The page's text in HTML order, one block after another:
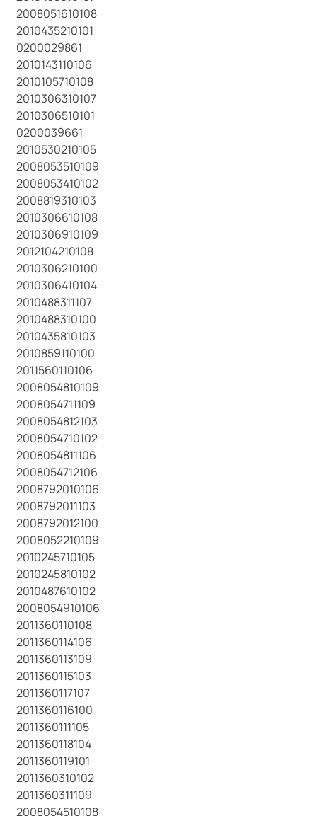
2008051610108
2010435210101
0200029861
2010143110106
2010105710108
2010306310107
2010306510101
0200039661
2010530210105
2008053510109
2008053410102
2008819310103
2010306610108
2010306910109
2012104210108
2010306210100
2010306410104
2010488311107
2010488310100
2010435810103
2010859110100
2011560110106
2008054810109
2008054711109
2008054812103
2008054710102
2008054811106
2008054712106
2008792010106
2008792011103
2008792012100
2008052210109
2010245710105
2010245810102
2010487610102
2008054910106
2011360110108
2011360114106
2011360113109
2011360115103
2011360117107
2011360116100
2011360111105
2011360118104
2011360119101
2011360310102
2011360311109
2008054510108